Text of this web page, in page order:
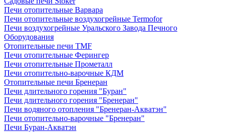
Печи отопительные Варвара
Печи отопительные воздухогрейные Termofor
Печи воздухогрейные Уральского Завода Печного
Оборудования
Отопительные печи TMF
Печи отопительные Ферингер
Печи отопительные Прометалл
Печи отопительно-варочные КДМ
Отопительные печи Бренеран
Печи длительного горения "Буран"
Печи длительного горения "Бренеран"
Печи водяного отопления "Бренеран-Акватэн"
Печи отопительно-варочные "Бренеран"
Печи Буран-Акватэн